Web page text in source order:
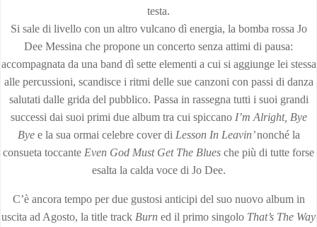
testa.
Si sale di livello con un altro vulcano dì energia, la bomba rossa Jo
Dee Messina che propone un concerto senza attimi di pausa:
accompagnata da una band dì sette elementi a cui si aggiunge lei stessa
alle percussioni, scandisce i ritmi delle sue canzoni con passi di danza
salutati dalle grida del pubblico. Passa in rassegna tutti i suoi grandi
successi dai suoi primi due album tra cui spiccano I’m Alright, Bye
Bye e la sua ormai celebre cover di Lesson In Leavin’nonché la
consueta toccante Even God Must Get The Blues che più di tutte forse
esalta la calda voce di Jo Dee.
C’è ancora tempo per due gustosi anticipi del suo nuovo album in
uscita ad Agosto, la title track Burn ed il primo singolo That’s The Way